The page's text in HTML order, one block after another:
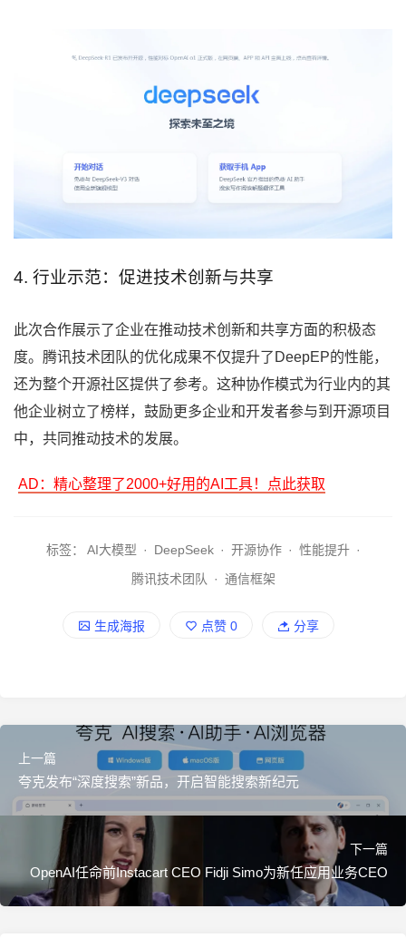
4. 行业示范：促进技术创新与共享
此次合作展示了企业在推动技术创新和共享方面的积极态
度。腾讯技术团队的优化成果不仅提升了DeepEP的性能，
还为整个开源社区提供了参考。这种协作模式为行业内的其
他企业树立了榜样，鼓励更多企业和开发者参与到开源项目
中，共同推动技术的发展。
AD：精心整理了2000+好用的AI工具！点此获取
标签： AI大模型 · DeepSeek · 开源协作 · 性能提升 ·
腾讯技术团队
· 通信框架
生成海报 点赞 0 分享
上一篇
夸克发布“深度搜索”新品，开启智能搜索新纪元
下一篇
OpenAI任命前Instacart CEO Fidji Simo为新任应用业务CEO